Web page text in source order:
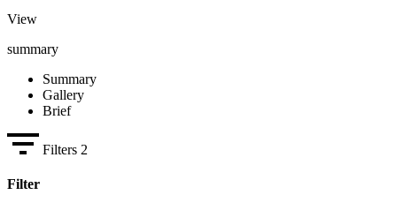
View
summary
Summary
Gallery
Brief
Filters 2
Filter